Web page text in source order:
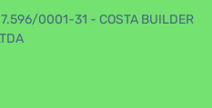
0001-31 - COSTA BUILDER